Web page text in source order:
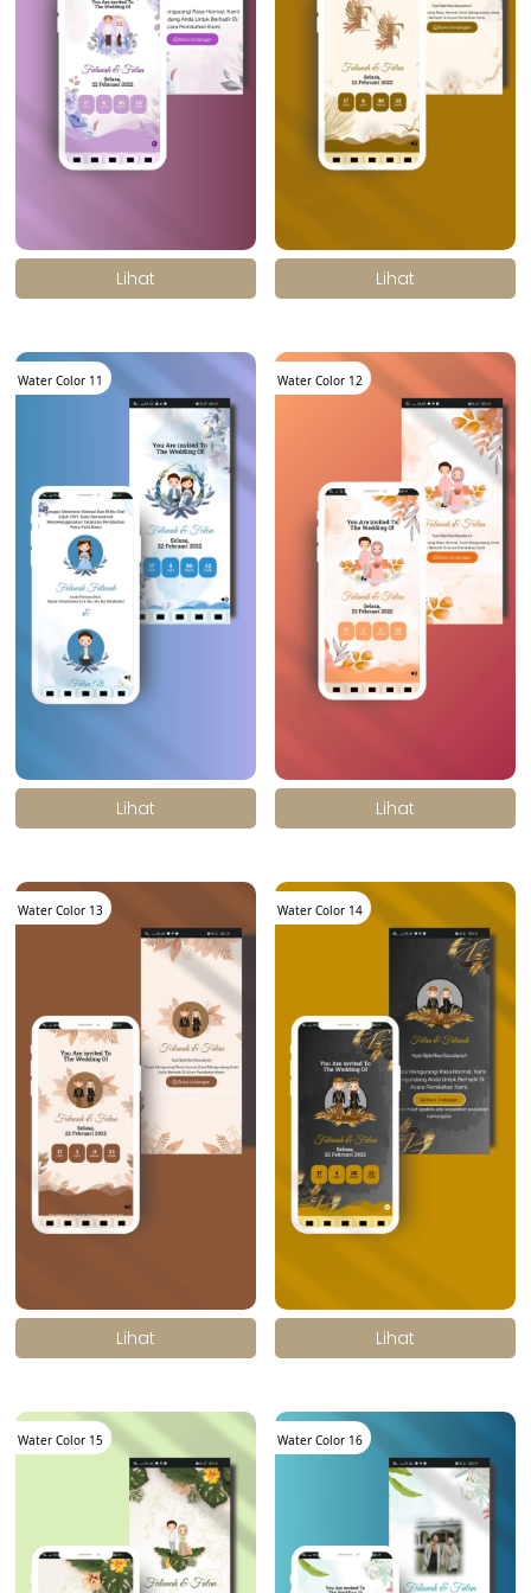
.
Lihat
.
Lihat
.
Lihat
Water Color 11
.
Lihat
Water Color 12
.
Lihat
Water Color 13
.
Lihat
Water Color 14
Water Color 15 Water Color 16